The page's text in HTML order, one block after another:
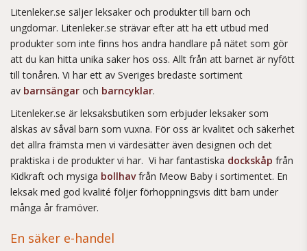
Litenleker.se säljer leksaker och produkter till barn och
ungdomar. Litenleker.se strävar efter att ha ett utbud med
produkter som inte finns hos andra handlare på nätet som gör
att du kan hitta unika saker hos oss. Allt från att barnet är nyfött
till tonåren. Vi har ett av Sveriges bredaste sortiment
av barnsängar och barncyklar.
Litenleker.se är leksaksbutiken som erbjuder leksaker som
älskas av såväl barn som vuxna. För oss är kvalitet och säkerhet
det allra främsta men vi värdesätter även designen och det
praktiska i de produkter vi har. Vi har fantastiska dockskåp från
Kidkraft och mysiga bollhavfrån Meow Baby i sortimentet. En
leksak med god kvalité följer förhoppningsvis ditt barn under
många år framöver.
En säker e-handel